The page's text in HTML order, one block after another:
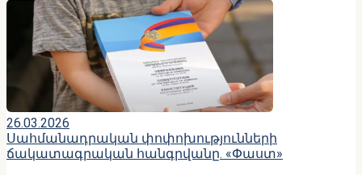
26.03.2026
Սահմանադրական փոփոխությունների
ճակատագրական հանգրվանը. «Փաստ»